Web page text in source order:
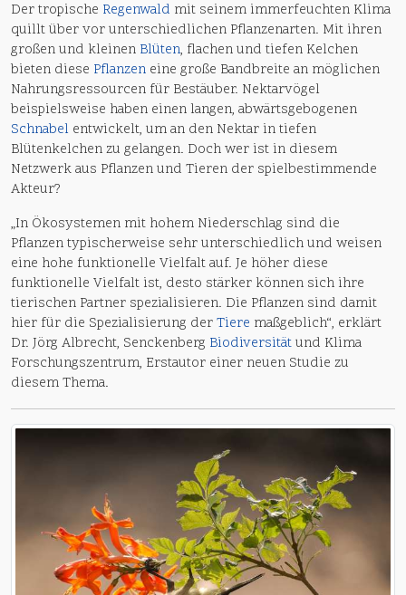
Der tropische Regenwald mit seinem immerfeuchten Klima
quillt über vor unterschiedlichen Pflanzenarten. Mit ihren
großen und kleinen Blüten, flachen und tiefen Kelchen
bieten diese Pflanzen eine große Bandbreite an möglichen
Nahrungsressourcen für Bestäuber. Nektarvögel
beispielsweise haben einen langen, abwärtsgebogenen
Schnabel entwickelt, um an den Nektar in tiefen
Blütenkelchen zu gelangen. Doch wer ist in diesem
Netzwerk aus Pflanzen und Tieren der spielbestimmende
Akteur?
„In Ökosystemen mit hohem Niederschlag sind die
Pflanzen typischerweise sehr unterschiedlich und weisen
eine hohe funktionelle Vielfalt auf. Je höher diese
funktionelle Vielfalt ist, desto stärker können sich ihre
tierischen Partner spezialisieren. Die Pflanzen sind damit
hier für die Spezialisierung derTiere maßgeblich“, erklärt
Dr. Jörg Albrecht, Senckenberg Biodiversitätund Klima
Forschungszentrum, Erstautor einer neuen Studie zu
diesem Thema.